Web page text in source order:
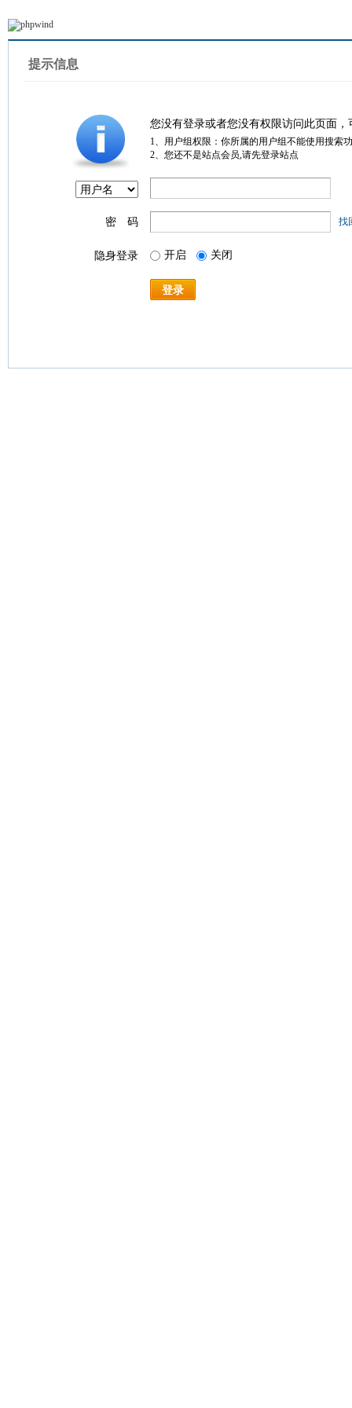
提示信息
您没有登录或者您没有权限访问此页面
1、用户组权限：你所属的用户组不能使用搜索
2、您还不是站点会员,请先登录站点
密 码 找
隐身登录 开启 关闭
登录